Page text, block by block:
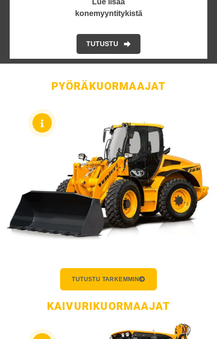
Lue lisää
konemyyntitykistä
TUTUSTU
PYÖRÄKUORMAAJAT
TUTUSTU TARKEMMIN
KAIVURIKUORMAAJAT